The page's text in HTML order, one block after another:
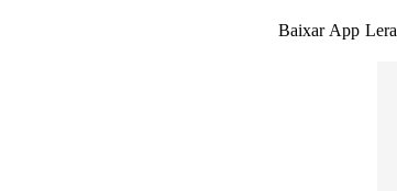
Baixar App Lera